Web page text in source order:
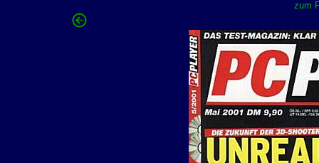
zum